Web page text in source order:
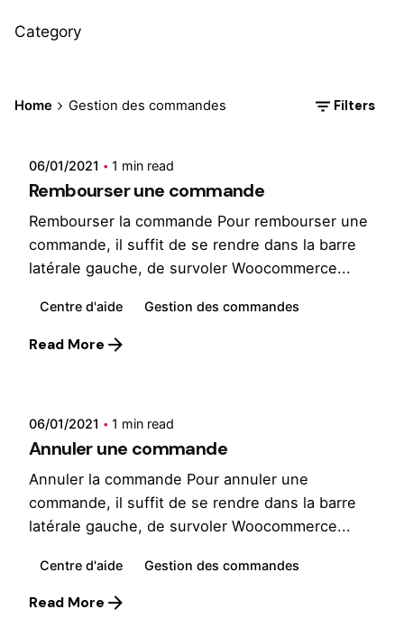
Category
Home Gestion des commandes Filters
Posted by
06/01/2021 1 min read
Rembourser une commande
Rembourser la commande Pour rembourser une
commande, il suffit de se rendre dans la barre
latérale gauche, de survoler Woocommerce...
Centre d'aide Gestion des commandes
Read More
Posted by
06/01/2021 1 min read
Annuler une commande
Annuler la commande Pour annuler une
commande, il suffit de se rendre dans la barre
latérale gauche, de survoler Woocommerce...
Centre d'aide Gestion des commandes
Read More